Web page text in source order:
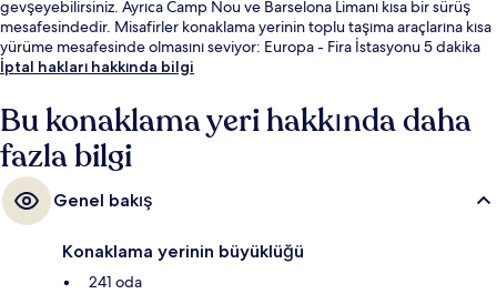
gevşeyebilirsiniz. Ayrıca Camp Nou ve Barselona Limanı kısa bir sürüş
mesafesindedir. Misafirler konaklama yerinin toplu taşıma araçlarına kısa
yürüme mesafesinde olmasını seviyor: Europa - Fira İstasyonu 5 dakika
ve Ildefons Cerda İstasyonu 9 dakika mesafede.
İptal hakları hakkında bilgi
Bu konaklama yeri hakkında daha
fazla bilgi
Genel bakış
Konaklama yerinin büyüklüğü
241 oda